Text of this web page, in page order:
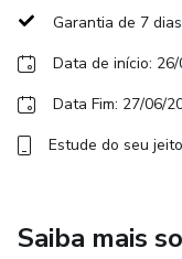
Aprofunde seus
melanocítica com
prática de casos.
Garantia de 7 dias
Data de início:
Data Fim: 27/06/
Estude do seu
Saiba mais